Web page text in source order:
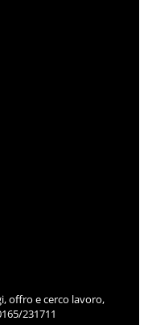
offro e cerco lavoro,
231711